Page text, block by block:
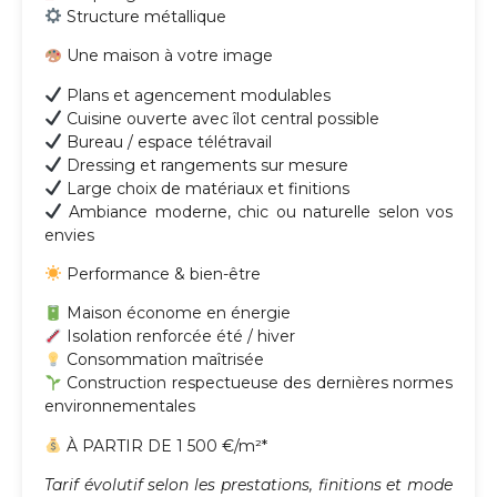
Structure métallique
Une maison à votre image
Plans et agencement modulables
Cuisine ouverte avec îlot central possible
Bureau / espace télétravail
Dressing et rangements sur mesure
Large choix de matériaux et finitions
Ambiance moderne, chic ou naturelle selon vos
envies
Performance & bien-être
Maison économe en énergie
Isolation renforcée été / hiver
Consommation maîtrisée
Construction respectueuse des dernières normes
environnementales
À PARTIR DE 1 500 €/m²*
Tarif évolutif selon les prestations, finitions et mode